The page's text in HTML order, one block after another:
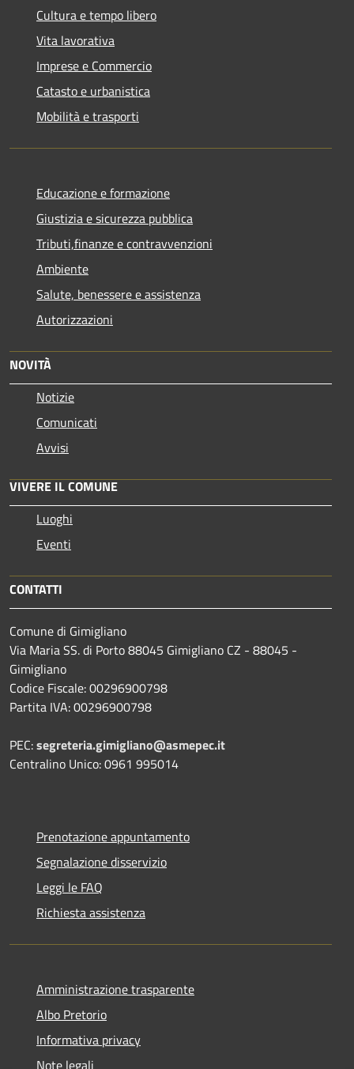
Cultura e tempo libero
Vita lavorativa
Imprese e Commercio
Catasto e urbanistica
Mobilità e trasporti
Educazione e formazione
Giustizia e sicurezza pubblica
Tributi,finanze e contravvenzioni
Ambiente
Salute, benessere e assistenza
Autorizzazioni
NOVITÀ
Notizie
Comunicati
Avvisi
VIVERE IL COMUNE
Luoghi
Eventi
CONTATTI
Comune di Gimigliano
Via Maria SS. di Porto 88045 Gimigliano CZ - 88045 -
Gimigliano
Codice Fiscale: 00296900798
Partita IVA: 00296900798
PEC:segreteria.gimigliano@asmepec.it
Centralino Unico: 0961 995014
Prenotazione appuntamento
Segnalazione disservizio
Leggi le FAQ
Richiesta assistenza
Amministrazione trasparente
Albo Pretorio
Informativa privacy
Note legali